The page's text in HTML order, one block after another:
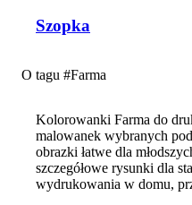
Szopka
O tagu #Farma
Kolorowanki Farma do
malowanek wybranych
obrazki łatwe dla
szczegółowe rysunki dla
wydrukowania w domu,